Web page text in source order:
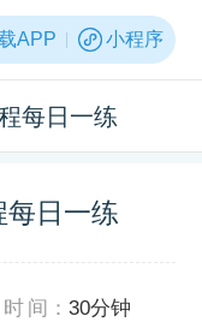
APP 小程序
每日一练
日一练
间 ：30分钟